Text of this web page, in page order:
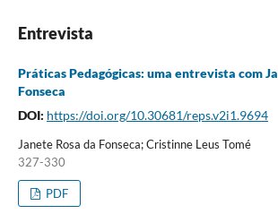
Entrevista
Práticas Pedagógicas: uma entrevista com
Fonseca
DOI: https://doi.org/10.30681/reps.v2i1.9694
Janete Rosa da Fonseca; Cristinne Leus Tomé
327-330
PDF